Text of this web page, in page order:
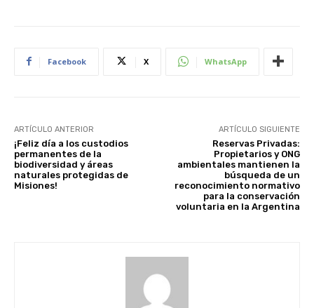
Facebook X WhatsApp
ARTÍCULO ANTERIOR
¡Feliz día a los custodios
permanentes de la
biodiversidad y áreas
naturales protegidas de
Misiones!
ARTÍCULO SIGUIENTE
Reservas Privadas:
Propietarios y ONG
ambientales mantienen la
búsqueda de un
reconocimiento normativo
para la conservación
voluntaria en la Argentina